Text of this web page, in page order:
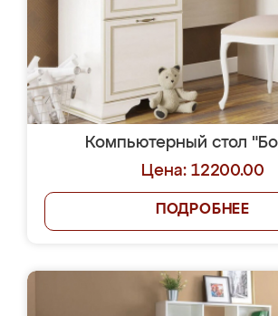
Компьютерный стол
Цена: 12200.00
ПОДРОБНЕЕ